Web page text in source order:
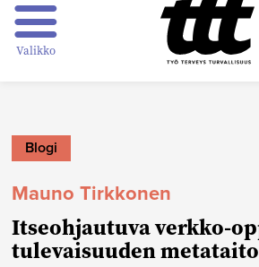
Valikko
Blogi
Mauno Tirkkonen
Itseohjautuva verkko-
tulevaisuuden metataito